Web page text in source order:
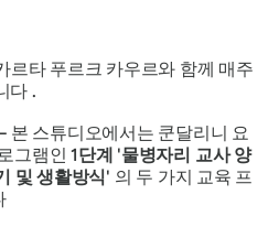
르타 푸르크 카우르와 함께 매주
다 .
본 스튜디오에서는 쿤달리니 요
그램인1단계 '물병자리 교사 양
및 생활방식' 의 두 가지 교육 프